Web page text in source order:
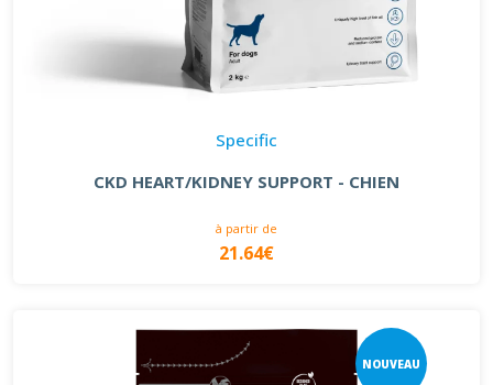
Specific
CKD HEART/KIDNEY SUPPORT - CHIEN
à partir de
21.64€
NOUVEAU